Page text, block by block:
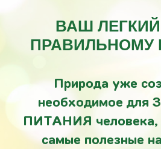
ВАШ
ПРАВИЛЬНОМУ
Природа уже
необходимое для
ПИТАНИЯ человека,
самые полезные